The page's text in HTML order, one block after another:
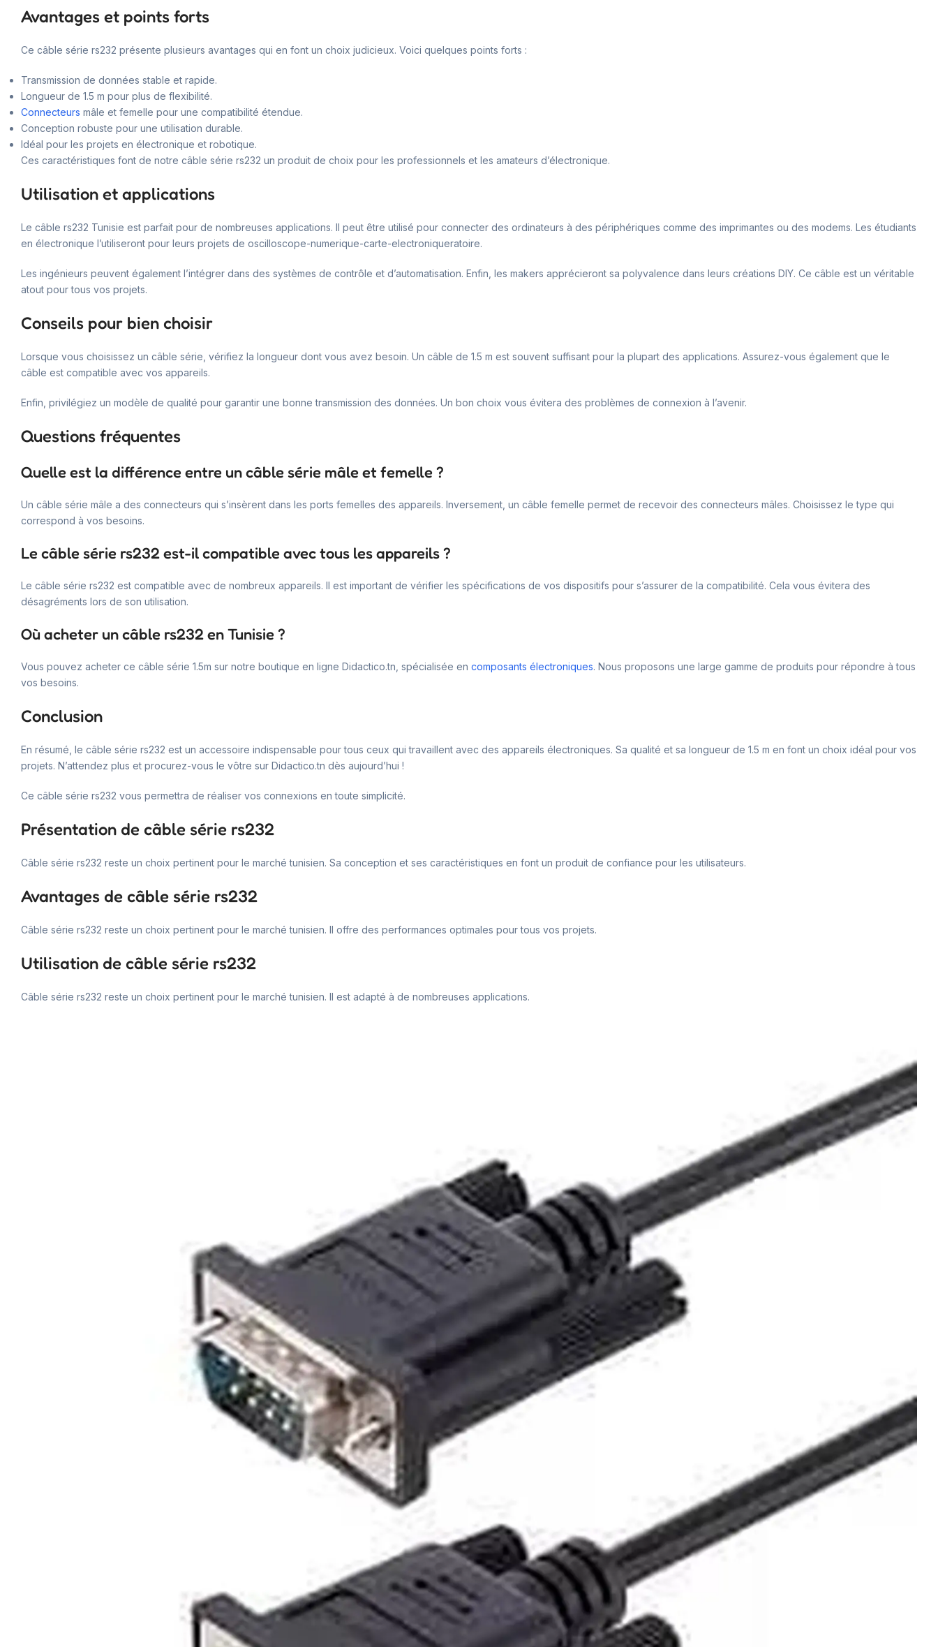
Avantages et points forts
Ce câble série rs232 présente plusieurs avantages qui en font un choix judicieux. Voici quelques points forts :
Transmission de données stable et rapide.
Longueur de 1.5 m pour plus de flexibilité.
Connecteurs mâle et femelle pour une compatibilité étendue.
Conception robuste pour une utilisation durable.
Idéal pour les projets en électronique et robotique.
Ces caractéristiques font de notre câble série rs232 un produit de choix pour les professionnels et les amateurs d’électronique.
Utilisation et applications
Le câble rs232 Tunisie est parfait pour de nombreuses applications. Il peut être utilisé pour connecter des ordinateurs à des périphériques comme des imprimantes ou des modems. Les étudiants
en électronique l’utiliseront pour leurs projets de oscilloscope-numerique-carte-electroniqueratoire.
Les ingénieurs peuvent également l’intégrer dans des systèmes de contrôle et d’automatisation. Enfin, les makers apprécieront sa polyvalence dans leurs créations DIY. Ce câble est un véritable
atout pour tous vos projets.
Conseils pour bien choisir
Lorsque vous choisissez un câble série, vérifiez la longueur dont vous avez besoin. Un câble de 1.5 m est souvent suffisant pour la plupart des applications. Assurez-vous également que le
câble est compatible avec vos appareils.
Enfin, privilégiez un modèle de qualité pour garantir une bonne transmission des données. Un bon choix vous évitera des problèmes de connexion à l’avenir.
Questions fréquentes
Quelle est la différence entre un câble série mâle et femelle ?
Un câble série mâle a des connecteurs qui s’insèrent dans les ports femelles des appareils. Inversement, un câble femelle permet de recevoir des connecteurs mâles. Choisissez le type qui
correspond à vos besoins.
Le câble série rs232 est-il compatible avec tous les appareils ?
Le câble série rs232 est compatible avec de nombreux appareils. Il est important de vérifier les spécifications de vos dispositifs pour s’assurer de la compatibilité. Cela vous évitera des
désagréments lors de son utilisation.
Où acheter un câble rs232 en Tunisie ?
Vous pouvez acheter ce câble série 1.5m sur notre boutique en ligne Didactico.tn, spécialisée en composants électroniques. Nous proposons une large gamme de produits pour répondre à tous
vos besoins.
Conclusion
En résumé, le câble série rs232 est un accessoire indispensable pour tous ceux qui travaillent avec des appareils électroniques. Sa qualité et sa longueur de 1.5 m en font un choix idéal pour vos
projets. N’attendez plus et procurez-vous le vôtre sur Didactico.tn dès aujourd’hui !
Ce câble série rs232 vous permettra de réaliser vos connexions en toute simplicité.
Présentation de câble série rs232
Câble série rs232 reste un choix pertinent pour le marché tunisien. Sa conception et ses caractéristiques en font un produit de confiance pour les utilisateurs.
Avantages de câble série rs232
Câble série rs232 reste un choix pertinent pour le marché tunisien. Il offre des performances optimales pour tous vos projets.
Utilisation de câble série rs232
Câble série rs232 reste un choix pertinent pour le marché tunisien. Il est adapté à de nombreuses applications.